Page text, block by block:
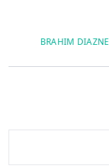
BRAHIM DIAZ